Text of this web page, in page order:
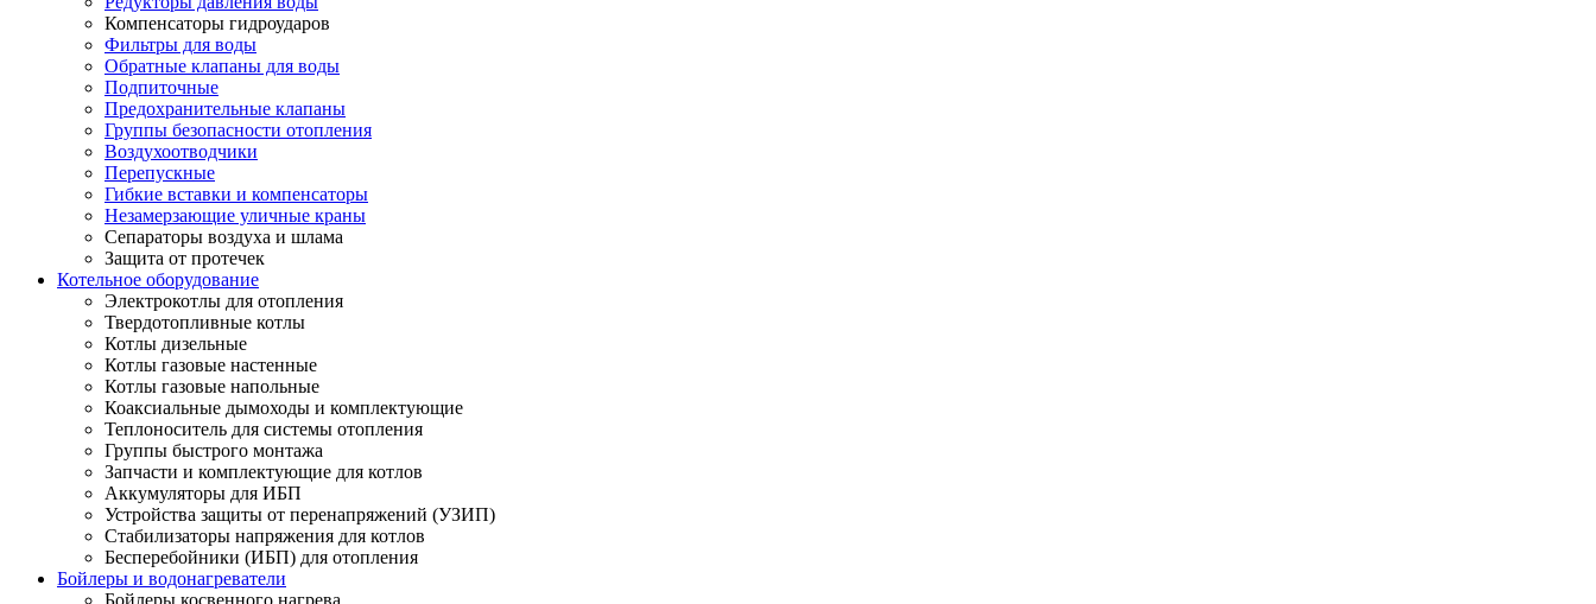
Компенсаторы гидроударов
Фильтры для воды
Обратные клапаны для воды
Подпиточные
Предохранительные клапаны
Группы безопасности отопления
Воздухоотводчики
Перепускные
Гибкие вставки и компенсаторы
Незамерзающие уличные краны
Сепараторы воздуха и шлама
Защита от протечек
Котельное оборудование
Электрокотлы для отопления
Твердотопливные котлы
Котлы дизельные
Котлы газовые настенные
Котлы газовые напольные
Коаксиальные дымоходы и комплектующие
Теплоноситель для системы отопления
Группы быстрого монтажа
Запчасти и комплектующие для котлов
Аккумуляторы для ИБП
Устройства защиты от перенапряжений (УЗИП)
Стабилизаторы напряжения для котлов
Бесперебойники (ИБП) для отопления
Бойлеры и водонагреватели
Бойлеры косвенного нагрева